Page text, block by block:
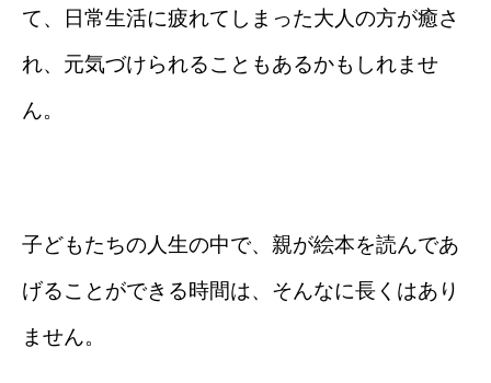
て、日常生活に疲れてしまった大人の方が癒さ
れ、元気づけられることもあるかもしれませ
ん。
子どもたちの人生の中で、親が絵本を読んであ
げることができる時間は、そんなに長くはあり
ません。